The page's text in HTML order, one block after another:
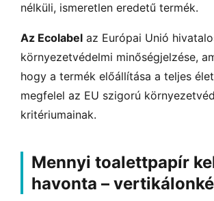
nélküli, ismeretlen eredetű termék.
Az Ecolabel az Európai Unió
környezetvédelmi minőségjelzése,
hogy a termék előállítása a teljes
megfelel az EU szigorú
kritériumainak.
Mennyi toalettpapír
havonta –